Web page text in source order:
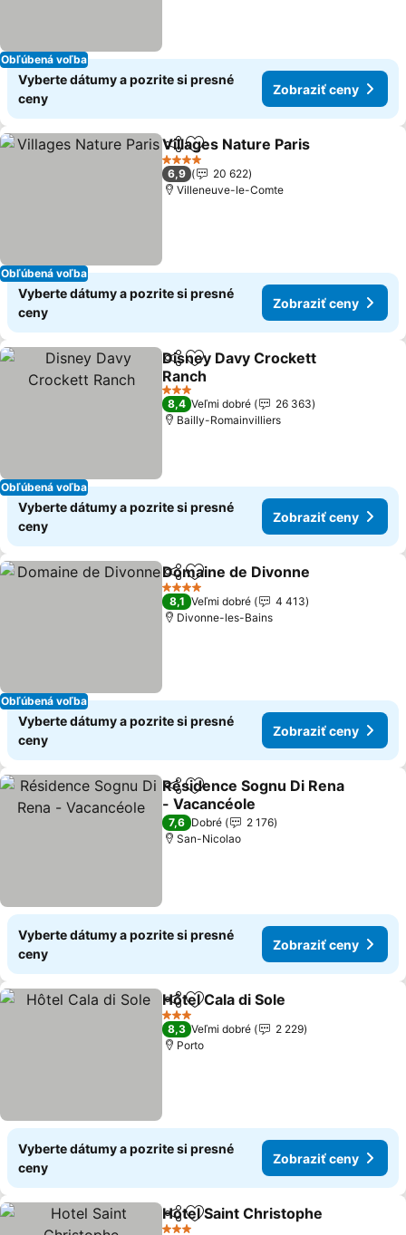
Obľúbená voľba
Vyberte dátumy a pozrite si presné
ceny
Zobraziť ceny
Obľúbená voľba
ZdieľaťPridať do obľúbených
Villages Nature Paris
4 Počet hviezdičiek
6,9
20 622
Villeneuve-le-Comte
Vyberte dátumy a pozrite si presné
ceny
Zobraziť ceny
Obľúbená voľba
ZdieľaťPridať do obľúbených
Disney Davy Crockett
Ranch
Zobraziť ceny
3 Počet hviezdičiek
8,4 Veľmi dobré
26 363
Bailly-Romainvilliers
Vyberte dátumy a pozrite si presné
ceny
Zobraziť ceny
Obľúbená voľba
ZdieľaťPridať do obľúbených
Domaine de Divonne
4 Počet hviezdičiek
8,1 Veľmi dobré
4 413
Divonne-les-Bains
Vyberte dátumy a pozrite si presné
ceny
Zobraziť ceny
ZdieľaťPridať do obľúbených
Résidence Sognu Di Rena
- Vacancéole
Zobraziť ceny
7,6 Dobré
2 176
San-Nicolao
Vyberte dátumy a pozrite si presné
ceny
Zobraziť ceny
ZdieľaťPridať do obľúbených
Hôtel Cala di Sole
3 Počet hviezdičiek
8,3 Veľmi dobré
2 229
Porto
Vyberte dátumy a pozrite si presné
ceny
Zobraziť ceny
ZdieľaťPridať do obľúbených
Hotel Saint Christophe